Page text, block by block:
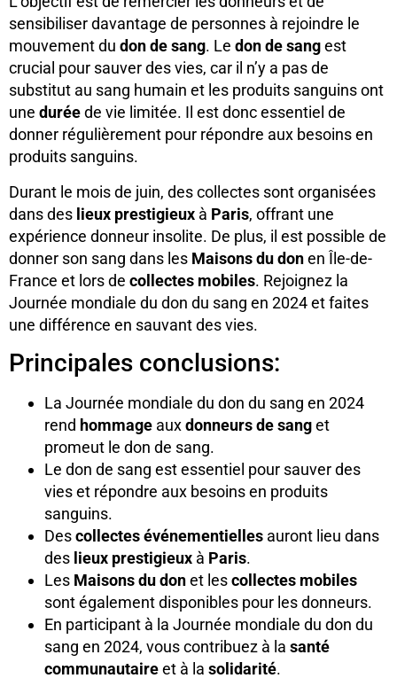
sensibiliser davantage de personnes à rejoindre le
mouvement du don de sang. Le don de sangest
crucial pour sauver des vies, car il n’y a pas de
substitut au sang humain et les produits sanguins ont
une duréede vie limitée. Il est donc essentiel de
donner régulièrement pour répondre aux besoins en
produits sanguins.
Durant le mois de juin, des collectes sont organisées
dans des lieux prestigieux à Paris, offrant une
expérience donneur insolite. De plus, il est possible de
donner son sang dans les Maisons du donen Île-de-
France et lors de collectes mobiles. Rejoignez la
Journée mondiale du don du sang en 2024 et faites
une différence en sauvant des vies.
Principales conclusions:
La Journée mondiale du don du sang en 2024
rend hommage auxdonneurs de sanget
promeut le don de sang.
Le don de sang est essentiel pour sauver des
vies et répondre aux besoins en produits
sanguins.
Descollectes événementielles auront lieu dans
des lieux prestigieux à Paris.
Les Maisons du donet lescollectes mobiles
sont également disponibles pour les donneurs.
En participant à la Journée mondiale du don du
sang en 2024, vous contribuez à la santé
communautaireet à la solidarité.